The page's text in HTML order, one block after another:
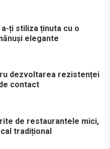
ți stiliza ținuta cu o
elegante
dezvoltarea rezistenței
contact
de restaurantele mici,
tradițional